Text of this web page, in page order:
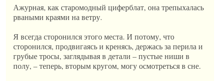
Ажурная, как старомодный циферблат, она трепыхалась
рваными краями на ветру.
Я всегда сторонился этого места. И потому, что
сторонился, продвигаясь и кренясь, держась за перила и
грубые тросы, заглядывая в детали – пустые ниши в
полу, – теперь, вторым кругом, могу осмотреться в сне.